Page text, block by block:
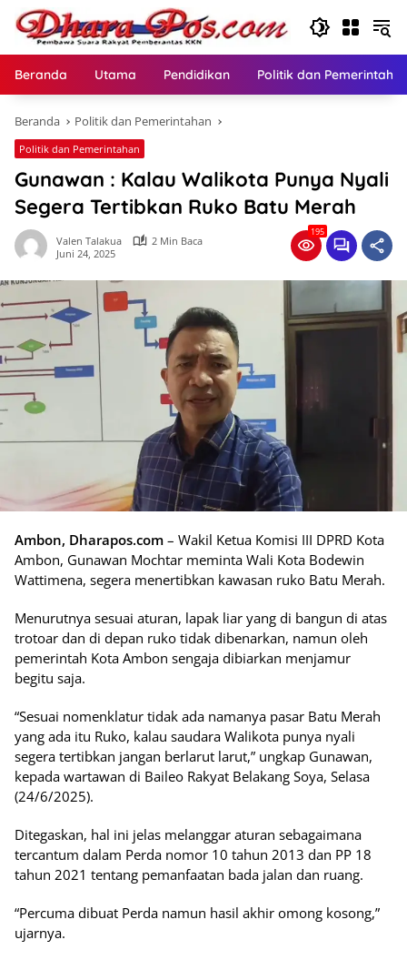
Langsung
konten
Beranda Utama Pendidikan Politik dan
Beranda Politik dan Pemerintahan
Politik dan Pemerintahan
Gunawan : Kalau Walikota Punya Nyali
Segera Tertibkan Ruko Batu Merah
Valen Talakua
2 Min Baca
Juni 24, 2025
195
Ambon, Dharapos.com – Wakil Ketua Komisi III DPRD Kota
Ambon, Gunawan Mochtar meminta Wali Kota Bodewin
Wattimena, segera menertibkan kawasan ruko Batu Merah.
Menurutnya sesuai aturan, lapak liar yang di bangun di atas
trotoar dan di depan ruko tidak dibenarkan, namun oleh
pemerintah Kota Ambon sengaja dibiarkan menjamur
begitu saja.
“Sesuai nomenklatur tidak ada namanya pasar Batu Merah
yang ada itu Ruko, kalau saudara Walikota punya nyali
segera tertibkan jangan berlarut larut,” ungkap Gunawan,
kepada wartawan di Baileo Rakyat Belakang Soya, Selasa
(24/6/2025).
Ditegaskan, hal ini jelas melanggar aturan sebagaimana
tercantum dalam Perda nomor 10 tahun 2013 dan PP 18
tahun 2021 tentang pemanfaatan bada jalan dan ruang.
“Percuma dibuat Perda namun hasil akhir omong kosong,”
ujarnya.